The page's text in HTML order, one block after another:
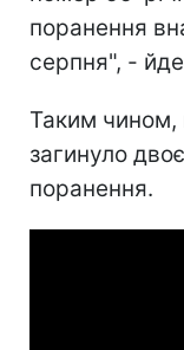
поранення
серпня", -
Таким чином,
загинуло
поранення.